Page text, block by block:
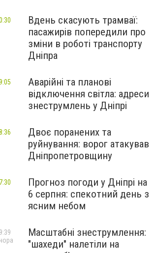
Вдень скасують трамваї:
пасажирів попередили про
зміни в роботі транспорту
Дніпра
Аварійні та планові
відключення світла: адреси
знеструмлень у Дніпрі
Двоє поранених та
руйнування: ворог атакував
Дніпропетровщину
Прогноз погоди у Дніпрі на
6 серпня: спекотний день з
ясним небом
Масштабні знеструмлення:
"шахеди" налетіли на